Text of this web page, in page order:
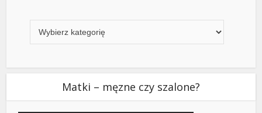
Matki – męzne czy szalone?